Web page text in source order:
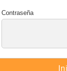
Contraseña